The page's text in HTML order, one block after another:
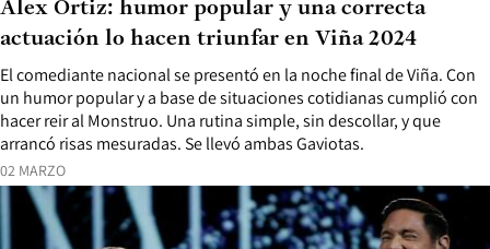
02 MARZO
El comediante nacional se presentó en la noche final de Viña. Con
un humor popular y a base de situaciones cotidianas cumplió con
hacer reir al Monstruo. Una rutina simple, sin descollar, y que
arrancó risas mesuradas. Se llevó ambas Gaviotas.
Álex Ortiz: humor popular y una correcta
actuación lo hacen triunfar en Viña 2024